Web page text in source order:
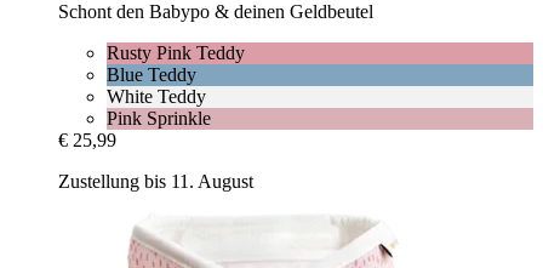
Schont den Babypo & deinen Geldbeutel
Rusty Pink Teddy
Blue Teddy
White Teddy
Pink Sprinkle
€ 25,99
Zustellung bis 11. August